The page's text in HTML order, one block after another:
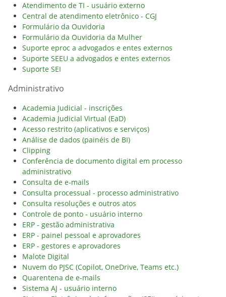
Atendimento de TI - usuário externo
Central de atendimento eletrônico - CGJ
Formulário da Ouvidoria
Formulário da Ouvidoria da Mulher
Suporte eproc a advogados e entes externos
Suporte SEEU a advogados e entes externos
Suporte SEI
Administrativo
Academia Judicial - inscrições
Academia Judicial Virtual (EaD)
Acesso restrito (aplicativos e serviços)
Análise de dados (painéis de BI)
Clipping
Conferência de documento digital em processo
administrativo
Consulta de e-mails
Consulta processual - processo administrativo
Consulta resoluções e outros atos
Controle de ponto - usuário interno
ERP - gestão administrativa
ERP - painel pessoal e aprovadores
ERP - gestores e aprovadores
Malote Digital
Nuvem do PJSC (Copilot, OneDrive, Teams etc.)
Quarentena de e-mails
Sistema AJ - usuário interno